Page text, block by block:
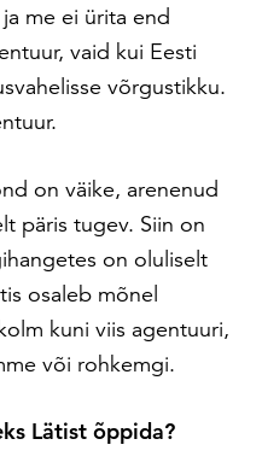
me ei ürita end
vaid kui Eesti
võrgustikku.
on väike, arenenud
päris tugev. Siin on
on oluliselt
osaleb mõnel
kuni viis agentuuri,
või rohkemgi.
Lätist õppida?